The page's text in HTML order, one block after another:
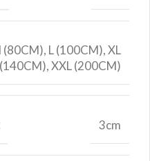
(80CM), L (100CM), XL
(140CM), XXL (200CM)
3cm